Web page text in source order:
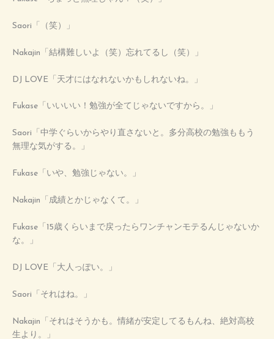
Saori「（笑）」
Nakajin「結構難しいよ（笑）忘れてるし（笑）」
DJ LOVE「天才にはなれないかもしれないね。」
Fukase「いいいい！勉強が全てじゃないですから。」
Saori「中学ぐらいからやり直さないと。多分高校の勉強ももう
無理な気がする。」
Fukase「いや、勉強じゃない。」
Nakajin「成績とかじゃなくて。」
Fukase「15歳くらいまで戻ったらワンチャンモテるんじゃないか
な。」
DJ LOVE「大人っぽい。」
Saori「それはね。」
Nakajin「それはそうかも。情緒が安定してるもんね、絶対高校
生より。」